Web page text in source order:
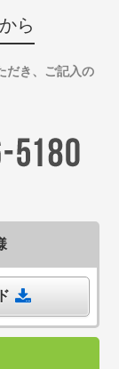
ら
だき、ご記入の